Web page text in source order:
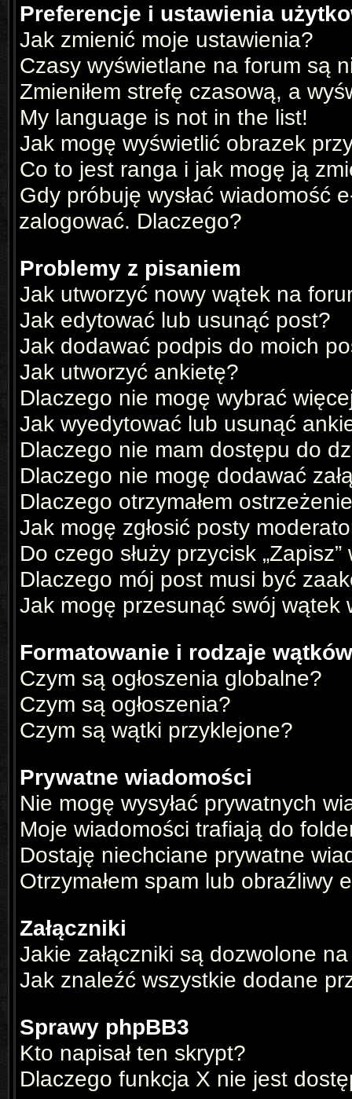
Preferencje i ustawienia
Jak zmienić moje ustawienia?
Czasy wyświetlane na forum są
Zmieniłem strefę czasową, a
My language is not in the list!
Jak mogę wyświetlić obrazek
Co to jest ranga i jak mogę ją
Gdy próbuję wysłać wiadomość
zalogować. Dlaczego?
Problemy z pisaniem
Jak utworzyć nowy wątek na
Jak edytować lub usunąć post?
Jak dodawać podpis do moich
Jak utworzyć ankietę?
Dlaczego nie mogę wybrać
Jak wyedytować lub usunąć
Dlaczego nie mam dostępu do
Dlaczego nie mogę dodawać
Dlaczego otrzymałem
Jak mogę zgłosić posty
Do czego służy przycisk
Dlaczego mój post musi być
Jak mogę przesunąć swój wątek
Formatowanie i rodzaje wątków
Czym są ogłoszenia globalne?
Czym są ogłoszenia?
Czym są wątki przyklejone?
Prywatne wiadomości
Nie mogę wysyłać prywatnych
Moje wiadomości trafiają do
Dostaję niechciane prywatne
Otrzymałem spam lub obraźliwy
Załączniki
Jakie załączniki są dozwolone
Jak znaleźć wszystkie dodane
Sprawy phpBB3
Kto napisał ten skrypt?
Dlaczego funkcja X nie jest